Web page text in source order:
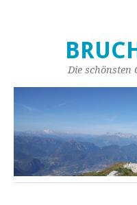
Die schönsten